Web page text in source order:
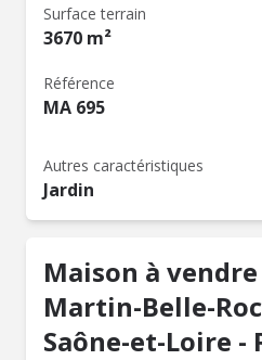
Surface terrain
3670 m²
Référence
MA 695
Autres caractéristiques
Jardin
Maison à
Martin-Belle-
Saône-et-Loire -